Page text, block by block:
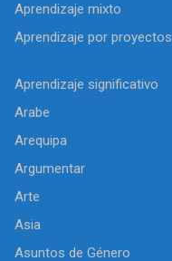
Aprendizaje mixto
Aprendizaje por proyectos
Aprendizaje significativo
Arabe
Arequipa
Argumentar
Arte
Asia
Asuntos de Género